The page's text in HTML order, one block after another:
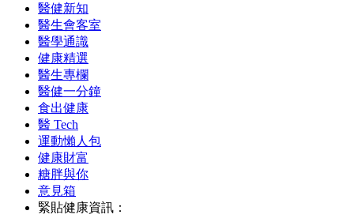
醫健新知
醫生會客室
醫學通識
健康精選
醫生專欄
醫健一分鐘
食出健康
醫 Tech
運動懶人包
健康財富
糖胖與你
意見箱
緊貼健康資訊：